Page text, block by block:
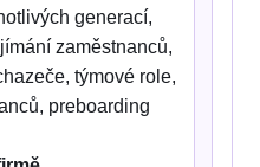
generací,
zaměstnanců,
týmové role,
preboarding